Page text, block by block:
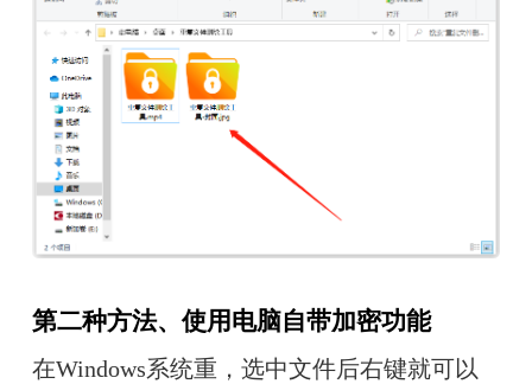
第二种方法、使用电脑自带加密功能
在Windows系统重，选中文件后右键就可以